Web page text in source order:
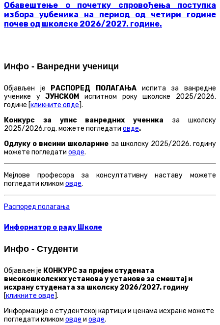
Обавештење о почетку спровођења поступка
избора уџбеника на период од четири године
почев од школске 2026/2027. године.
Инфо - Ванредни ученици
Објављен је РАСПОРЕД ПОЛАГАЊА испита за ванредне
ученике уЈУНСКОМ
испитном року школске 2025/2026.
године [кликните овде].
Конкурс за упис ванредних ученика за школску
2025/2026.год. можете погледати овде.
Одлуку о висини школарине за школску 2025/2026. годину
можете погледати овде.
Мејлове професора за консултативну наставу можете
погледати кликом овде.
Распоред полагања
Информатор о раду Школе
Инфо - Студенти
Објављен је КОНКУРС за пријем студената
високошколских установа у установе за смештај и
исхрану студената за школску 2026/2027. годину
[кликните овде].
Информације о студентској картици и ценама исхране можете
погледати кликом овде и овде.